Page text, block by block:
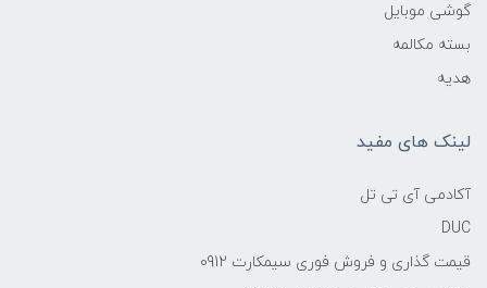
گوشی موبایل
بسته مکالمه
هدیه
لینک های مفید
آکادمی آی تی تل
DUC
قیمت گذاری و فروش فوری سیمکارت 0912